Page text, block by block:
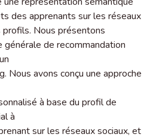
des apprenants sur les réseaux
profils. Nous présentons
de recommandation
Nous avons conçu une approche
à base du profil de
à
sur les réseaux sociaux, et